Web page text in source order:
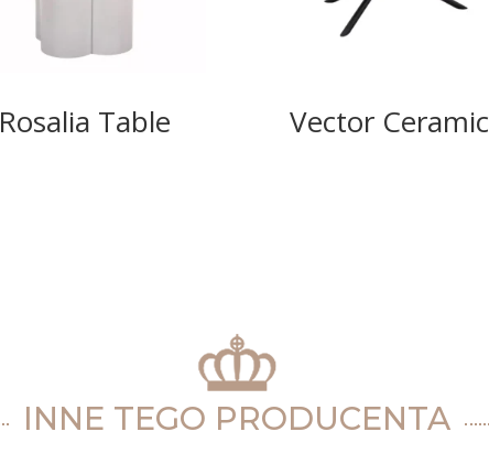
Rosalia Table Vector Ceramic
INNE TEGO PRODUCENTA